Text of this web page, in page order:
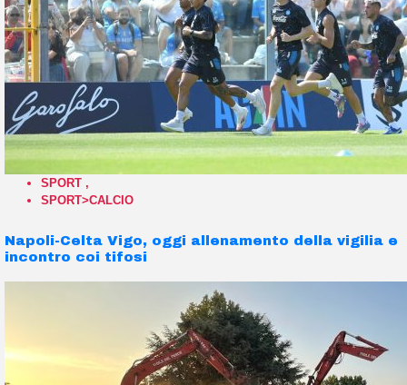
SPORT ,
SPORT>CALCIO
Napoli-Celta Vigo, oggi allenamento della vigilia e
incontro coi tifosi